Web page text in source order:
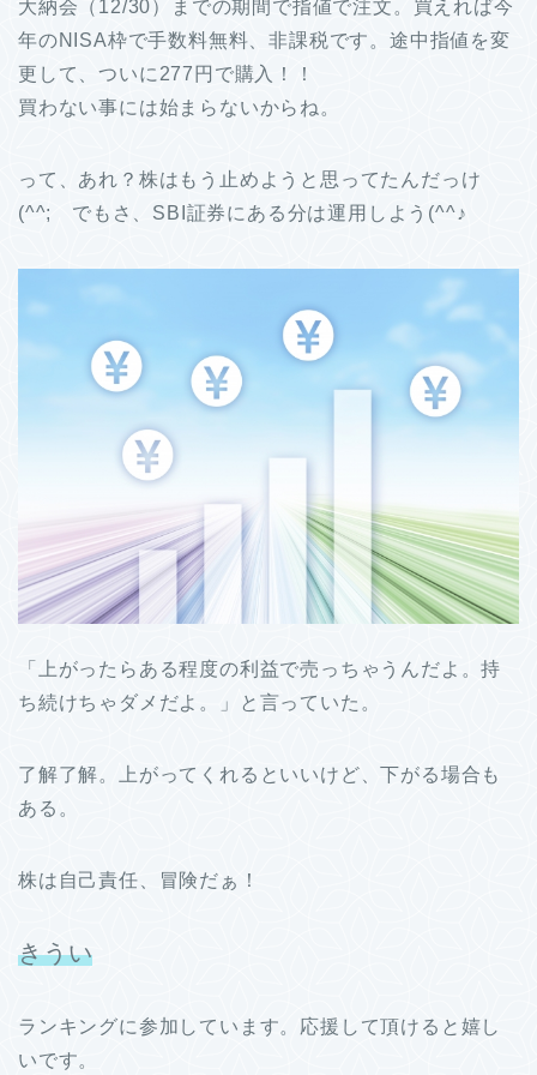
大納会（12/30）までの期間で指値で注文。買えれば今
年のNISA枠で手数料無料、非課税です。途中指値を変
更して、ついに277円で購入！！
買わない事には始まらないからね。
って、あれ？株はもう止めようと思ってたんだっけ
(^^; でもさ、SBI証券にある分は運用しよう(^^♪
「上がったらある程度の利益で売っちゃうんだよ。持
ち続けちゃダメだよ。」と言っていた。
了解了解。上がってくれるといいけど、下がる場合も
ある。
株は自己責任、冒険だぁ！
きうい
ランキングに参加しています。応援して頂けると嬉し
いです。